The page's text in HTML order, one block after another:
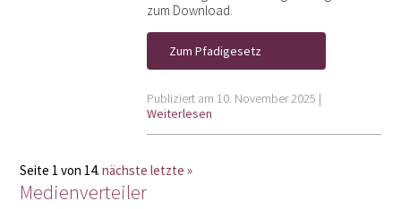
zum Download.
Zum Pfadigesetz
Publiziert am 10. November 2025 |
Weiterlesen
Seite 1 von 14. nächste letzte »
Medienverteiler